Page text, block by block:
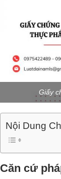
Giấy
Nội Dung
Căn cứ